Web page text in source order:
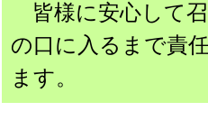
皆様に安心して
の口に入るまで責
ます。